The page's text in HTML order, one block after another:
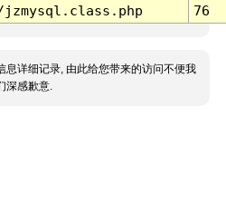
76
息详细记录, 由此给您带来的访问不便我
深感歉意.